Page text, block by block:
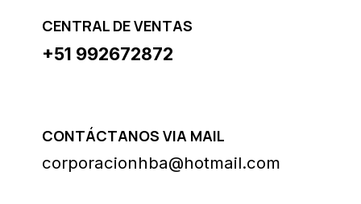
CENTRAL DE VENTAS
+51 992672872
CONTÁCTANOS VIA MAIL
corporacionhba@hotmail.com